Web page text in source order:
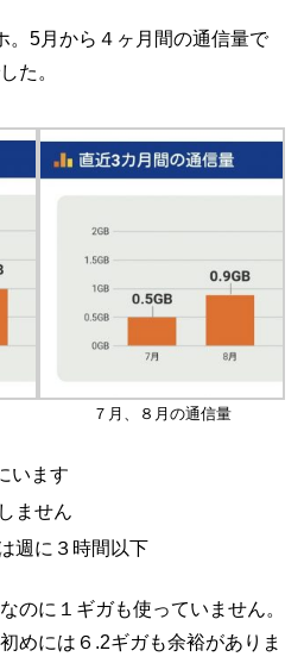
。5月から４ヶ月間の通信量で
た。
７月、８月の通信量
います
ません
週に３時間以下
のに１ギガも使っていません。
めには６.2ギガも余裕がありま